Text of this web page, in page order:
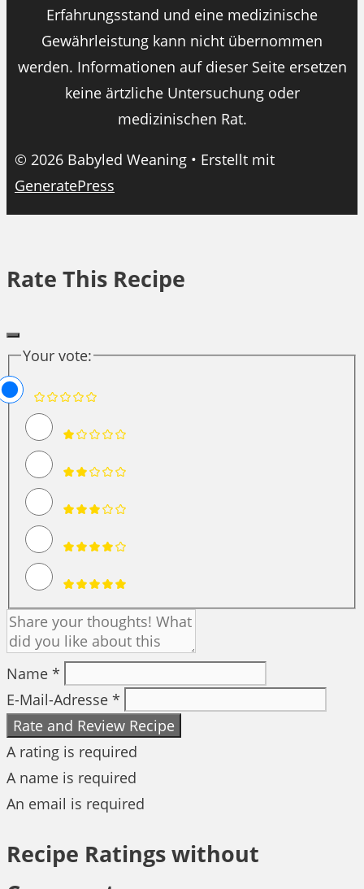
Erfahrungsstand und eine medizinische
Gewährleistung kann nicht übernommen
werden. Informationen auf dieser Seite ersetzen
keine ärtzliche Untersuchung oder
medizinischen Rat.
© 2026 Babyled Weaning • Erstellt mit
GeneratePress
Rate This Recipe
Your vote:
Name *
E-Mail-Adresse *
Rate and Review Recipe
A rating is required
A name is required
An email is required
Recipe Ratings without